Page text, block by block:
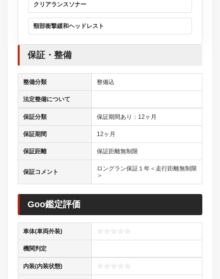
クリアランスソナー
頸部衝撃緩和ヘッドレスト
保証・整備
整備分類 整備込
法定整備について
保証分類 保証期間あり：12ヶ月
保証期間 12ヶ月
保証距離 保証距離無制限
保証コメント
ロングラン保証１年＜走行距離無制限
＞
Goo鑑定評価
車体(車両外装)
機関判定
内装(内装状態)